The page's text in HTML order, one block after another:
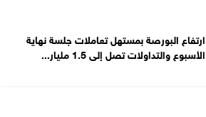
ارتفاع البورصة بمستهل تعاملات جلسة نهاية
الأسبوع والتداولات تصل إلى 1.5 مليار...